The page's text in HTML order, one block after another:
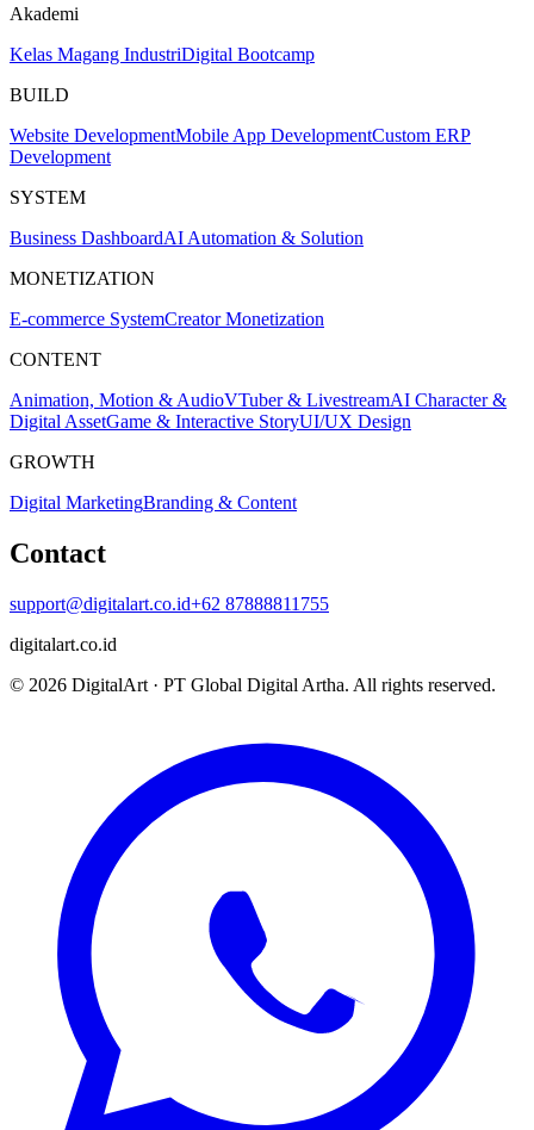
Akademi
Kelas Magang IndustriDigital Bootcamp
BUILD
Website DevelopmentMobile App DevelopmentCustom ERP
Development
SYSTEM
Business DashboardAI Automation & Solution
MONETIZATION
E-commerce SystemCreator Monetization
CONTENT
Animation, Motion & AudioVTuber & LivestreamAI Character &
Digital AssetGame & Interactive StoryUI/UX Design
GROWTH
Digital MarketingBranding & Content
Contact
support@digitalart.co.id+62 87888811755
digitalart.co.id
© 2026 DigitalArt · PT Global Digital Artha. All rights reserved.